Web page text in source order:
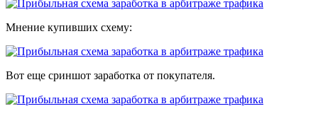
Мнение купивших схему:
Вот еще сриншот заработка от покупателя.